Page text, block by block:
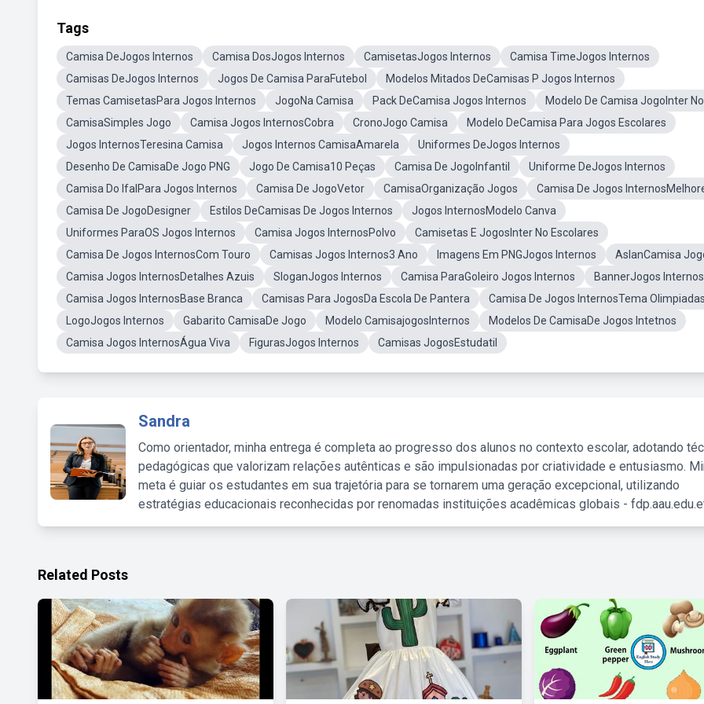
Tags
Camisa DeJogos Internos Camisa DosJogos Internos CamisetasJogos Internos
Camisa TimeJogos Internos
Camisas DeJogos Internos
Jogos De Camisa ParaFutebol
Modelos Mitados DeCamisas P Jogos Internos
Temas CamisetasPara Jogos Internos
JogoNa Camisa Pack DeCamisa Jogos Internos
Modelo De Camisa JogoInter No
CamisaSimples Jogo
Camisa Jogos InternosCobra CronoJogo Camisa
Modelo DeCamisa Para Jogos Escolares
Jogos InternosTeresina Camisa
Jogos Internos CamisaAmarela
Uniformes DeJogos Internos
Desenho De CamisaDe Jogo PNG
Jogo De Camisa10 Peças Camisa De JogoInfantil
Uniforme DeJogos Internos
Camisa Do IfalPara Jogos Internos
Camisa De JogoVetor CamisaOrganização Jogos
Camisa De Jogos
Camisa De JogoDesigner
Estilos DeCamisas De Jogos Internos
Jogos InternosModelo Canva
Uniformes ParaOS Jogos Internos
Camisa Jogos InternosPolvo
Camisetas E JogosInter No Escolares
Camisa De Jogos InternosCom Touro
Camisas Jogos Internos3 Ano Imagens Em PNGJogos Internos
AslanCamisa
Camisa Jogos InternosDetalhes Azuis
SloganJogos Internos Camisa ParaGoleiro Jogos Internos
BannerJogos Internos
Camisa Jogos InternosBase Branca
Camisas Para JogosDa Escola De Pantera
Camisa De Jogos InternosTema Olimpiadas
LogoJogos Internos
Gabarito CamisaDe Jogo Modelo CamisajogosInternos
Modelos De CamisaDe Jogos Intetnos
Camisa Jogos InternosÁgua Viva
FigurasJogos Internos Camisas JogosEstudatil
Sandra
Como orientador, minha entrega é completa ao progresso dos alunos no contexto escolar, adotando
pedagógicas que valorizam relações autênticas e são impulsionadas por criatividade e entusiasmo.
meta é guiar os estudantes em sua trajetória para se tornarem uma geração excepcional, utilizando
estratégias educacionais reconhecidas por renomadas instituições acadêmicas globais -
Related Posts